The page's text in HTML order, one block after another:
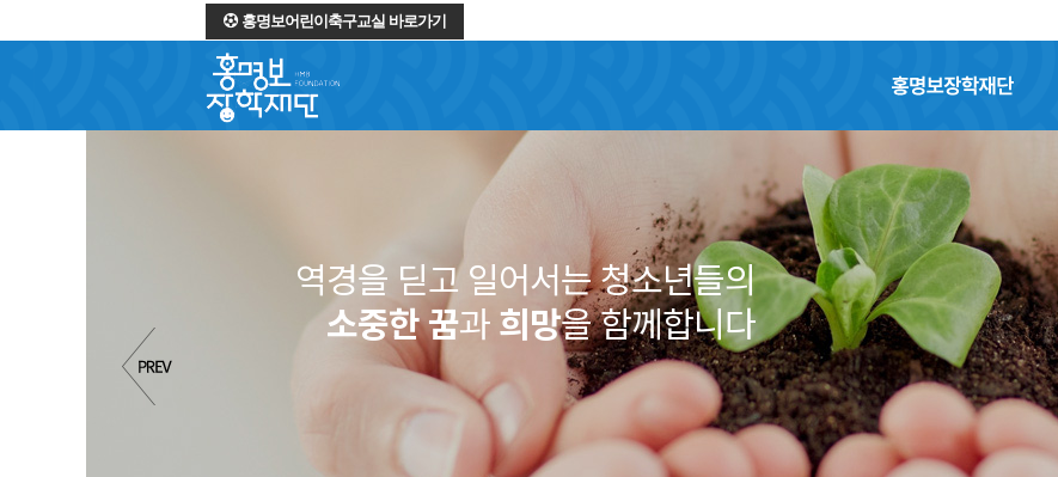
홍명보어린이축구교실 바로가기
홍명보장학재단
역경을 딛고 일어서는 청소년들의
소중한 꿈과희망을 함께합니다